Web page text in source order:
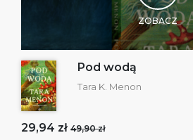
ZOBACZ
Pod wodą
Tara K. Menon
29,94 zł 49,90 zł